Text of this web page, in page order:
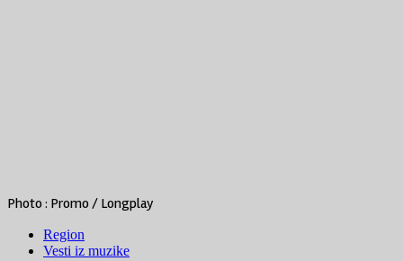
Photo : Promo / Longplay
Region
Vesti iz muzike